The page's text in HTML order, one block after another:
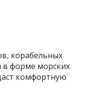
корабельных
в форме морских
комфортную